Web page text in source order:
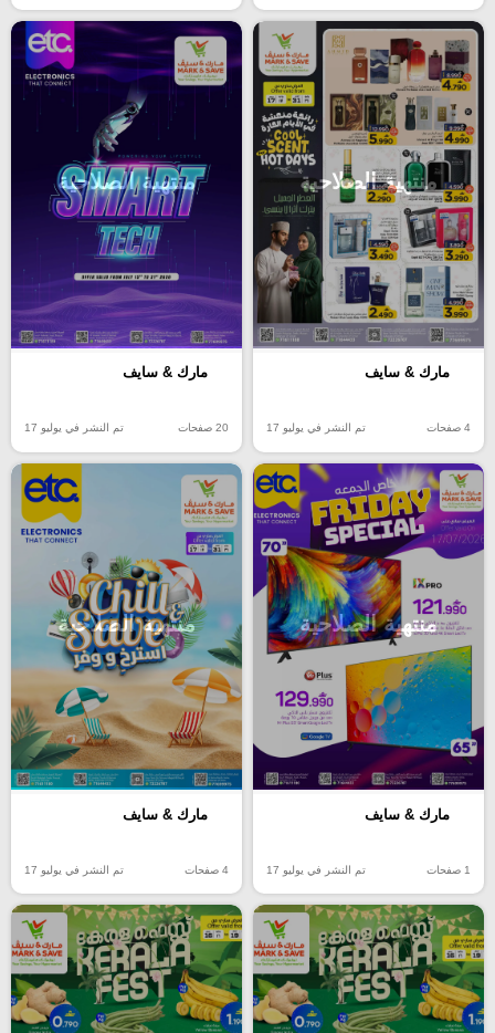
منتهية الصلاحية
مارك & سايف
4 صفحات تم النشر في يوليو 17
منتهية الصلاحية
مارك & سايف
20 صفحات تم النشر في يوليو 17
منتهية الصلاحية
مارك & سايف
1 صفحات تم النشر في يوليو 17
منتهية الصلاحية
مارك & سايف
4 صفحات تم النشر في يوليو 17